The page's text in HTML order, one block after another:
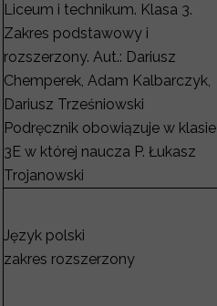
Liceum i technikum. Klasa 3.
Zakres podstawowy i
rozszerzony. Aut.: Dariusz
Chemperek, Adam Kalbarczyk,
Dariusz Trześniowski
Podręcznik obowiązuje w klasie
3E w której naucza P. Łukasz
Trojanowski
Język polski
zakres rozszerzony